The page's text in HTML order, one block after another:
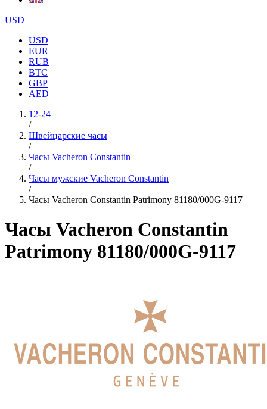
USD
USD
EUR
RUB
BTC
GBP
AED
12-24
/
Швейцарские часы
/
Часы Vacheron Constantin
/
Часы мужские Vacheron Constantin
/
Часы Vacheron Constantin Patrimony 81180/000G-9117
Часы Vacheron Constantin
Patrimony 81180/000G-9117